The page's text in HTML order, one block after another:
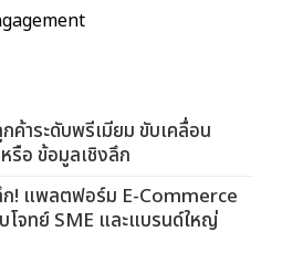
ค้าระดับพรีเมียม ขับเคลื่อน
รือ ข้อมูลเชิงลึก
ก! แพลตฟอร์ม E-Commerce
โจทย์ SME และแบรนด์ใหญ่